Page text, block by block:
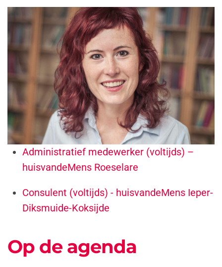
Administratief medewerker (voltijds) –
huisvandeMens Roeselare
Consulent (voltijds) - huisvandeMens Ieper-
Diksmuide-Koksijde
Op de agenda